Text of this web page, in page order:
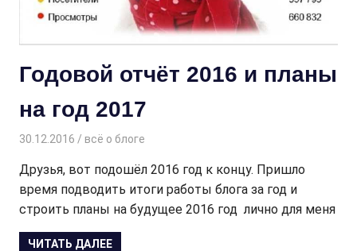
Годовой отчёт 2016 и планы
на год 2017
30.12.2016 Творогова Елена
всё о блоге
Друзья, вот подошёл 2016 год к концу. Пришло
время подводить итоги работы блога за год и
строить планы на будущее 2016 год лично для меня
ЧИТАТЬ ДАЛЕЕ